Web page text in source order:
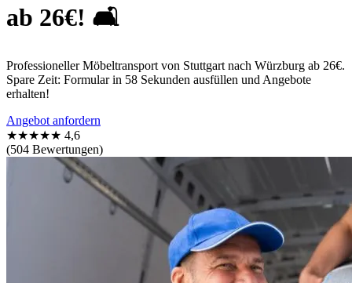
ab 26€! 🛋️
Professioneller Möbeltransport von Stuttgart nach Würzburg ab 26€.
Spare Zeit: Formular in 58 Sekunden ausfüllen und Angebote
erhalten!
Angebot anfordern
★★★★★ 4,6
(504 Bewertungen)